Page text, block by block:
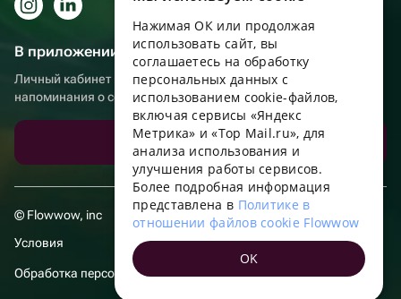
В приложении еще удобнее!
Личный кабинет получателя, больше бонусов за покупки и
напоминания о событиях
Скачать приложение
© Flowwow, inc
Условия
Обработка персональных данных
ENGLISH
UKRAINIAN
PORTUGUESE
FRENCH
TURKISH
Нажимая ОК или продолжая
использовать сайт, вы
соглашаетесь на обработку
персональных данных с
использованием cookie-файлов,
включая сервисы «Яндекс
Метрика» и «Top Mail.ru», для
анализа использования и
улучшения работы сервисов.
Более подробная информация
представлена в Политике в
отношении файлов cookie Flowwow
OK